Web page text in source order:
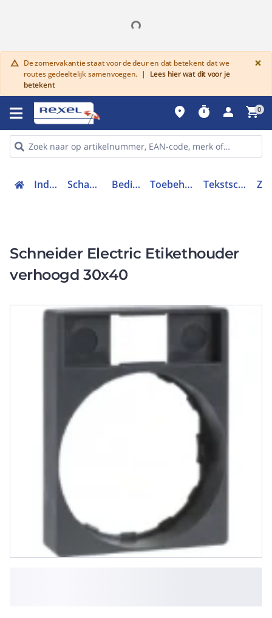
warning De zomervakantie staat voor de deur en dat betekent dat we
routes gedeeltelijk samenvoegen. |
Lees hier wat dit voor je
betekent
×
place timer person shopping_cart0
Industriele componenten Schakelen, bedienen en signaleren Bedieningen en signaleringen Toebehoren bedieningen en signaleringen Tekstschilddrager drukknop / signaallamp
Schneider Electric Etikethouder
verhoogd 30x40